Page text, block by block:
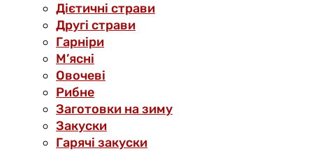
Дієтичні страви
Другі страви
Гарніри
М’ясні
Овочеві
Рибне
Заготовки на зиму
Закуски
Гарячі закуски